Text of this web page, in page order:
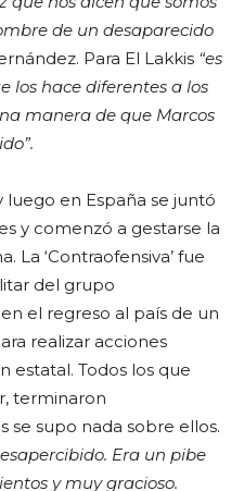
de un desaparecido
Para El Lakkis “es
los hace diferentes a los
manera de que Marcos
luego en España se juntó
y comenzó a gestarse la
La ‘Contraofensiva’ fue
del grupo
el regreso al país de un
realizar acciones
estatal. Todos los que
terminaron
se supo nada sobre ellos.
Era un pibe
y muy gracioso.